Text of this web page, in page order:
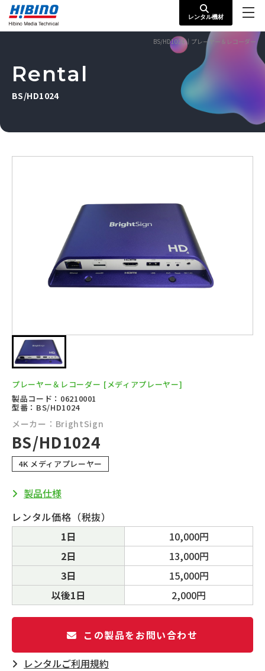
レンタル機材
BS/HD1024｜プレーヤー＆レコーダー
Rental
BS/HD1024
プレーヤー＆レコーダー [メディアプレーヤー]
製品コード：06210001
型番：BS/HD1024
メーカー：BrightSign
BS/HD1024
4K メディアプレーヤー
製品仕様
レンタル価格（税抜）
1日
10,000円
2日
13,000円
3日
15,000円
以後1日
2,000円
この製品をお問い合わせ
レンタルご利⽤規約